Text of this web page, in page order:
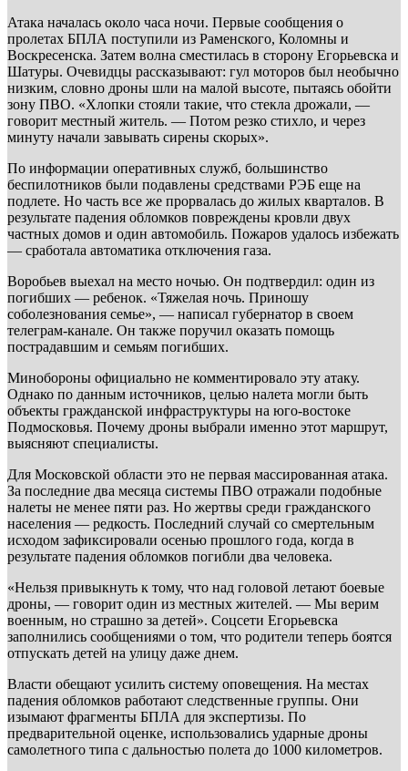
Атака началась около часа ночи. Первые сообщения о
пролетах БПЛА поступили из Раменского, Коломны и
Воскресенска. Затем волна сместилась в сторону Егорьевска и
Шатуры. Очевидцы рассказывают: гул моторов был необычно
низким, словно дроны шли на малой высоте, пытаясь обойти
зону ПВО. «Хлопки стояли такие, что стекла дрожали, —
говорит местный житель. — Потом резко стихло, и через
минуту начали завывать сирены скорых».
По информации оперативных служб, большинство
беспилотников были подавлены средствами РЭБ еще на
подлете. Но часть все же прорвалась до жилых кварталов. В
результате падения обломков повреждены кровли двух
частных домов и один автомобиль. Пожаров удалось избежать
— сработала автоматика отключения газа.
Воробьев выехал на место ночью. Он подтвердил: один из
погибших — ребенок. «Тяжелая ночь. Приношу
соболезнования семье», — написал губернатор в своем
телеграм-канале. Он также поручил оказать помощь
пострадавшим и семьям погибших.
Минобороны официально не комментировало эту атаку.
Однако по данным источников, целью налета могли быть
объекты гражданской инфраструктуры на юго-востоке
Подмосковья. Почему дроны выбрали именно этот маршрут,
выясняют специалисты.
Для Московской области это не первая массированная атака.
За последние два месяца системы ПВО отражали подобные
налеты не менее пяти раз. Но жертвы среди гражданского
населения — редкость. Последний случай со смертельным
исходом зафиксировали осенью прошлого года, когда в
результате падения обломков погибли два человека.
«Нельзя привыкнуть к тому, что над головой летают боевые
дроны, — говорит один из местных жителей. — Мы верим
военным, но страшно за детей». Соцсети Егорьевска
заполнились сообщениями о том, что родители теперь боятся
отпускать детей на улицу даже днем.
Власти обещают усилить систему оповещения. На местах
падения обломков работают следственные группы. Они
изымают фрагменты БПЛА для экспертизы. По
предварительной оценке, использовались ударные дроны
самолетного типа с дальностью полета до 1000 километров.